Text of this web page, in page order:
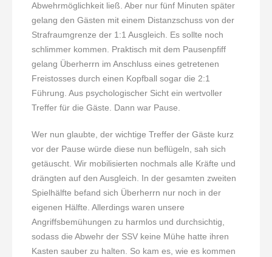
Abwehrmöglichkeit ließ. Aber nur fünf Minuten später
gelang den Gästen mit einem Distanzschuss von der
Strafraumgrenze der 1:1 Ausgleich. Es sollte noch
schlimmer kommen. Praktisch mit dem Pausenpfiff
gelang Überherrn im Anschluss eines getretenen
Freistosses durch einen Kopfball sogar die 2:1
Führung. Aus psychologischer Sicht ein wertvoller
Treffer für die Gäste. Dann war Pause.
Wer nun glaubte, der wichtige Treffer der Gäste kurz
vor der Pause würde diese nun beflügeln, sah sich
getäuscht. Wir mobilisierten nochmals alle Kräfte und
drängten auf den Ausgleich. In der gesamten zweiten
Spielhälfte befand sich Überherrn nur noch in der
eigenen Hälfte. Allerdings waren unsere
Angriffsbemühungen zu harmlos und durchsichtig,
sodass die Abwehr der SSV keine Mühe hatte ihren
Kasten sauber zu halten. So kam es, wie es kommen